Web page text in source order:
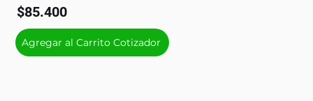
$85.400
Agregar al Carrito Cotizador